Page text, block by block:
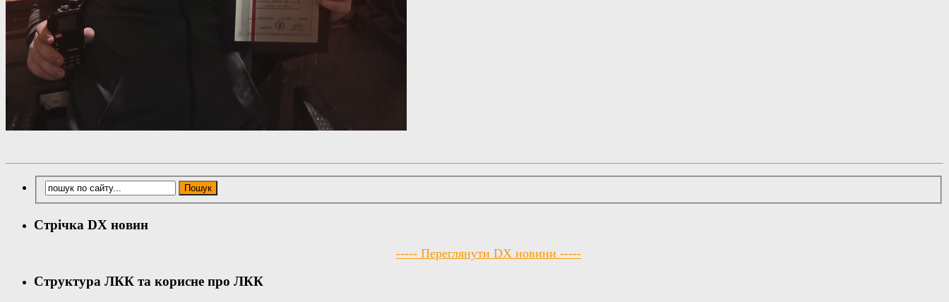
Стрічка DX новин
----- Переглянути DX новини -----
Структура ЛКК та корисне про ЛКК